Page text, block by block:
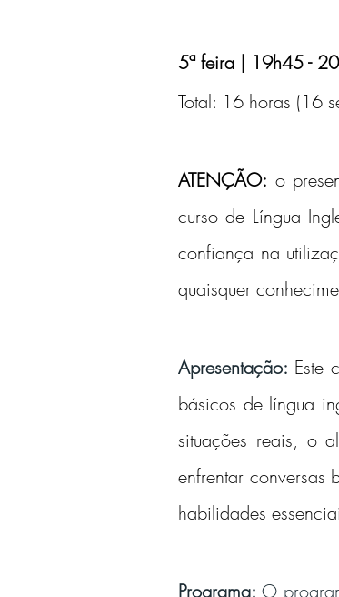
5ª feira | 19h45 -
Total: 16 horas (16
ATENÇÃO: o
curso de Língua
confiança na
quaisquer
Apresentação: Este
básicos de língua
situações reais, o
enfrentar conversas
habilidades
Programa: O